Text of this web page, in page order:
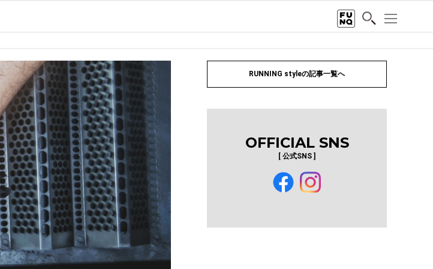
RUNNING styleの記事一覧へ
OFFICIAL SNS
[ 公式SNS ]